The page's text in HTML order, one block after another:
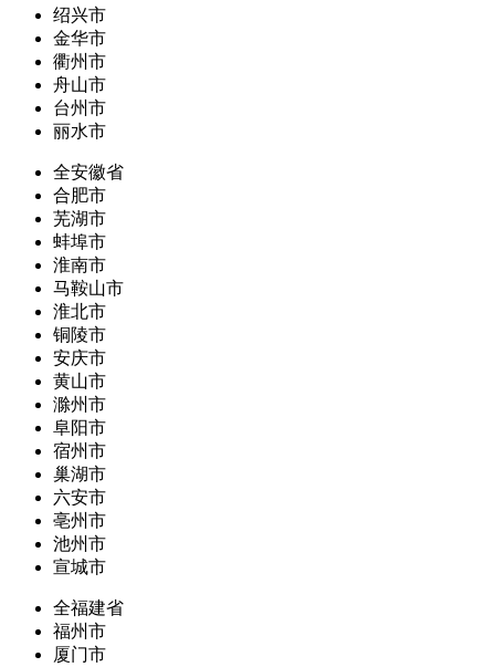
绍兴市
金华市
衢州市
舟山市
台州市
丽水市
全安徽省
合肥市
芜湖市
蚌埠市
淮南市
马鞍山市
淮北市
铜陵市
安庆市
黄山市
滁州市
阜阳市
宿州市
巢湖市
六安市
亳州市
池州市
宣城市
全福建省
福州市
厦门市